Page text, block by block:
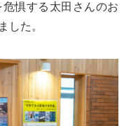
惧する太田さんのお
した。